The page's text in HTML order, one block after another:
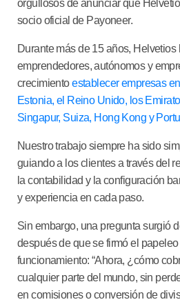
orgullosos de anunciar que
socio oficial de Payoneer.
Durante más de 15 años, Helvetios
emprendedores, autónomos y
crecimientoestablecer empresas
Estonia, el Reino Unido, los
Singapur, Suiza, Hong Kong y
Nuestro trabajo siempre ha sido
guiando a los clientes a través del
la contabilidad y la configuración
y experiencia en cada paso.
Sin embargo, una pregunta surgió
después de que se firmó el
funcionamiento: “Ahora, ¿cómo
cualquier parte del mundo, sin
en comisiones o conversión de